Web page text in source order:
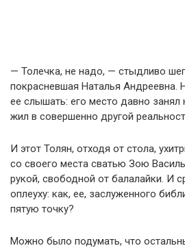
— Толечка, не надо, — стыдливо
покрасневшая Наталья Андреевна.
ее слышать: его место давно занял
жил в совершенно другой
И этот Толян, отходя от стола,
со своего места сватью Зою
рукой, свободной от балалайки. И
оплеуху: как, ее, заслуженного
пятую точку?
Можно было подумать, что